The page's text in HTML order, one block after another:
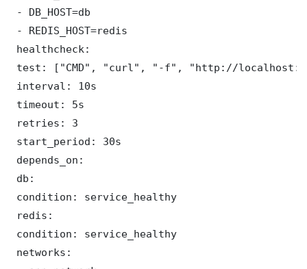
- DB_HOST=db
- REDIS_HOST=redis
healthcheck:
test: ["CMD", "curl", "-f", "http://
interval: 10s
timeout: 5s
retries: 3
start_period: 30s
depends_on:
db:
condition: service_healthy
redis:
condition: service_healthy
networks: